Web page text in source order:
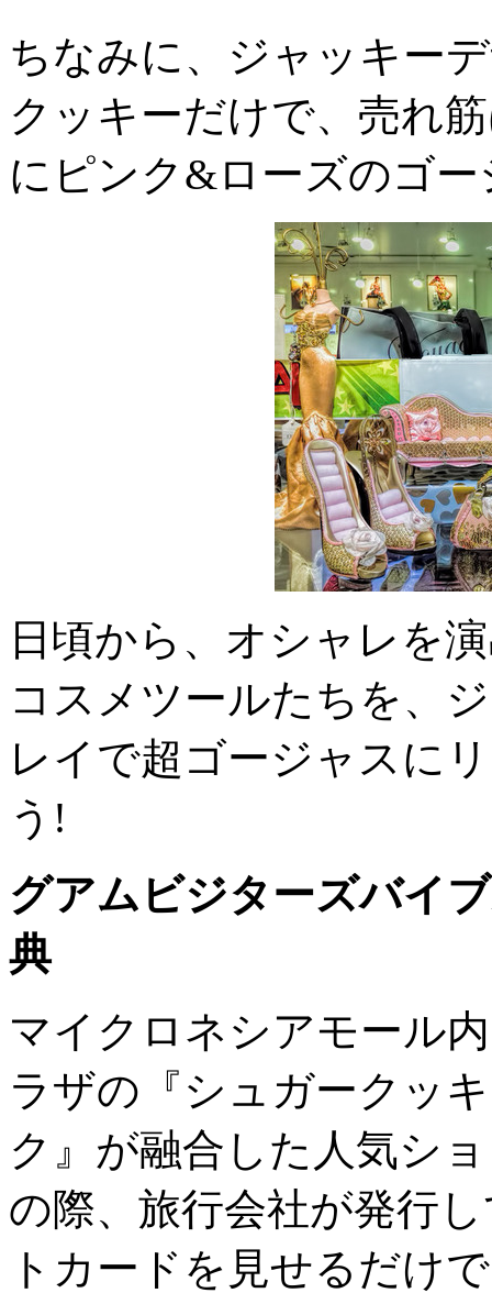
ちなみに、ジャッキー
クッキーだけで、売れ
にピンク&ローズのゴ
日頃から、オシャレを
コスメツールたちを、
レイで超ゴージャスに
う!
グアムビジターズバイ
典
マイクロネシアモール
ラザの『シュガークッ
ク』が融合した人気シ
の際、旅行会社が発行
トカードを見せるだけ